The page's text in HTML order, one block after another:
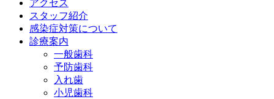
アクセス
スタッフ紹介
感染症対策について
診療案内
一般歯科
予防歯科
入れ歯
小児歯科